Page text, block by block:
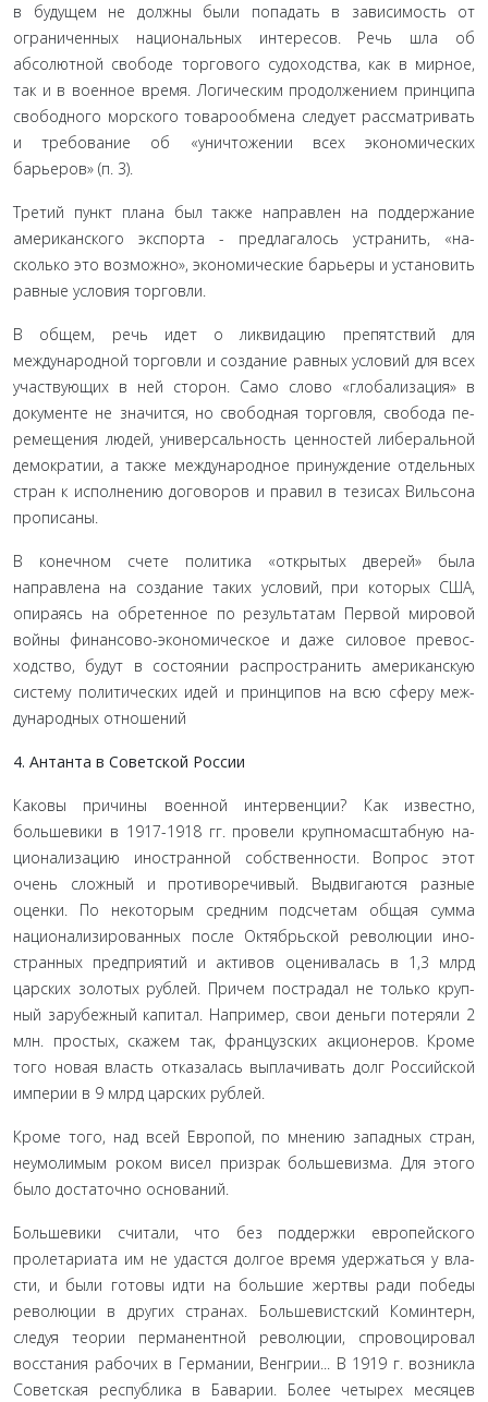
в будущем не должны были попадать в зависи­мость от
ограниченных национальных интересов. Речь шла об
абсолютной свободе торгового судоходства, как в мирное,
так и в военное время. Логическим продолжением принципа
свободного морского товарообмена следует рассматривать
и требование об «уничтожении всех экономических
барьеров» (п. 3).
Третий пункт плана был также направлен на поддержа­ние
американского экспорта - предлагалось устранить, «на­
сколько это возможно», экономические барьеры и устано­вить
равные условия торговли.
В общем, речь идет о ликвидацию препятствий для
международной торговли и создание равных условий для всех
участвующих в ней сторон. Само слово «глобализация» в
документе не значится, но свободная торговля, свобода пе­
ремещения людей, универсальность ценностей либеральной
демократии, а также международное принуждение отдель­ных
стран к исполнению договоров и правил в тезисах Виль­сона
прописаны.
В конечном счете политика «открытых дверей» была
направлена на создание таких условий, при которых США,
опираясь на обретенное по результатам Первой мировой
войны финансово-экономическое и даже силовое превос­
ходство, будут в состоянии распространить американскую
систему политических идей и принципов на всю сферу меж­
дународных отношений
4. Антанта в Советской России
Каковы причины военной интервенции? Как известно,
большевики в 1917-1918 гг. провели крупномасштабную на­
ционализацию иностранной собственности. Вопрос этот
очень сложный и противоречивый. Выдвигаются разные
оценки. По некоторым средним подсчетам общая сумма
национализированных после Октябрьской революции ино­
странных предприятий и активов оценивалась в 1,3 млрд
царских золотых рублей. Причем пострадал не только круп­
ный зарубежный капитал. Например, свои деньги потеряли 2
млн. простых, скажем так, французских акционеров. Кроме
того новая власть отказалась выплачивать долг Российской
империи в 9 млрд царских рублей.
Кроме того, над всей Европой, по мнению западных стран,
неумолимым роком висел призрак большевизма. Для этого
было достаточно оснований.
Большевики считали, что без поддержки европейского
пролетариата им не удастся долгое время удержаться у вла­
сти, и были готовы идти на большие жертвы ради победы
революции в других странах. Большевистский Коминтерн,
следуя теории перманентной революции, спровоцировал
восстания рабочих в Германии, Венгрии... В 1919 г. возникла
Советская республика в Баварии. Более четырех месяцев